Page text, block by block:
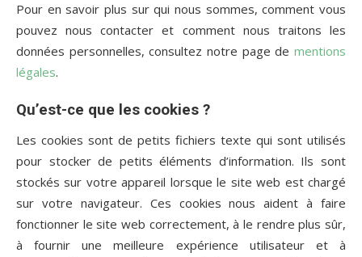
Pour en savoir plus sur qui nous sommes, comment vous
pouvez nous contacter et comment nous traitons les
données personnelles, consultez notre page de mentions
légales.
Qu’est-ce que les cookies ?
Les cookies sont de petits fichiers texte qui sont utilisés
pour stocker de petits éléments d’information. Ils sont
stockés sur votre appareil lorsque le site web est chargé
sur votre navigateur. Ces cookies nous aident à faire
fonctionner le site web correctement, à le rendre plus sûr,
à fournir une meilleure expérience utilisateur et à